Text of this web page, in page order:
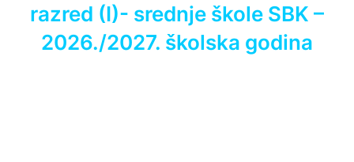
razred (I)- srednje škole SBK –
2026./2027. školska godina